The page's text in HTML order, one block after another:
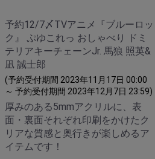
予約12/7〆TVアニメ『ブルーロッ
ク』 ぷゆこれっ おしゃべり ドミ
テリアキーチェーンJr. 馬狼 照英&
凪 誠士郎
(予約受付期間 2023年11月17日 00:00
～ 予約受付期間 2023年12月7日 23:59)
厚みのある5mmアクリルに、表
面・裏面それぞれ印刷をかけたク
リアな質感と奥行きが楽しめるア
イテムです！